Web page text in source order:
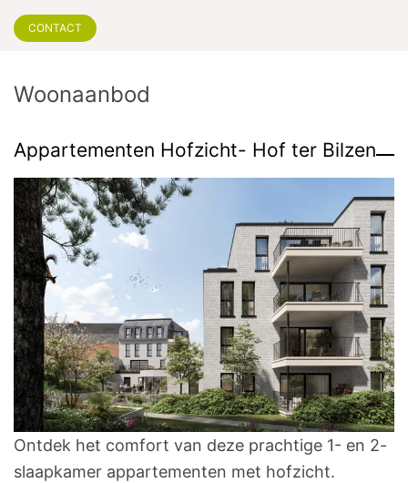
CONTACT
Woonaanbod
Appartementen Hofzicht- Hof ter Bilzen
Ontdek het comfort van deze prachtige 1- en 2-
slaapkamer appartementen met hofzicht.